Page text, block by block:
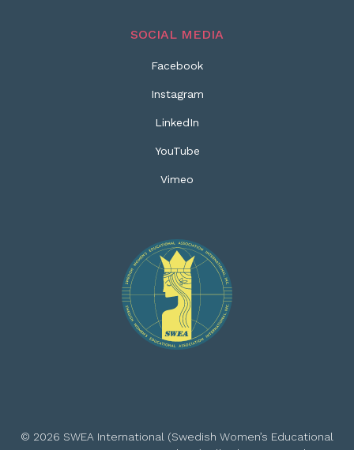
SOCIAL MEDIA
Facebook
Instagram
LinkedIn
YouTube
Vimeo
© 2026 SWEA International (Swedish Women’s Educational